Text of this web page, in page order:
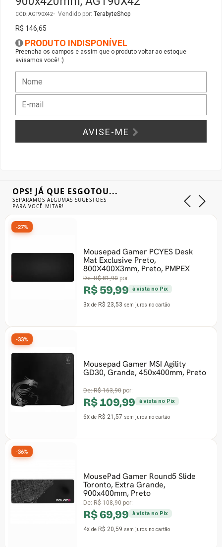
CÓD: AGT90X42 Vendido por: TerabyteShop
R$ 146,65
PRODUTO INDISPONÍVEL
Preencha os campos e assim que o produto voltar ao estoque
avisamos você! :)
AVISE-ME
OPS! JÁ QUE ESGOTOU...
SEPARAMOS ALGUMAS SUGESTÕES
PARA VOCÊ MITAR!
Mousepad Gamer PCYES Desk
Mat Exclusive Preto,
800X400X3mm, Preto, PMPEX
De:R$ 81,90por:
R$ 59,99 à vista no Pix
3xde R$ 23,53sem juros no cartão
-27%
Mousepad Gamer MSI Agility
GD30, Grande, 450x400mm, Preto
De:R$ 163,90por:
R$ 109,99 à vista no Pix
6xde R$ 21,57sem juros no cartão
-33%
MousePad Gamer Round5 Slide
Toronto, Extra Grande,
900x400mm, Preto
De:R$ 108,90por:
R$ 69,99 à vista no Pix
4xde R$ 20,59sem juros no cartão
-36%
Gabinete Liketec
Ver Todos
Fonte Thermaltake
Fontes Diversas
Ver Todos